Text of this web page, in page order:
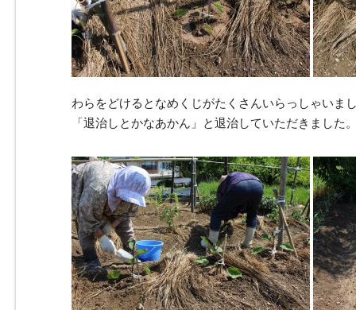
わらをどけるとなめくじがたくさんいらっしゃいま
「退治しとかなあかん」と退治していただきました